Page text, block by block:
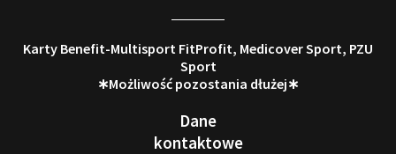
Karty Benefit-Multisport FitProfit, Medicover Sport, PZU
Sport
∗Możliwość pozostania dłużej∗
Dane
kontaktowe